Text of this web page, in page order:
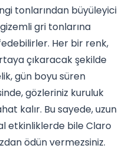
tonlarından büyüleyici
gri tonlarına
Her bir renk,
çıkaracak şekilde
gün boyu süren
gözleriniz kuruluk
kalır. Bu sayede, uzun
etkinliklerde bile Claro
ödün vermezsiniz.